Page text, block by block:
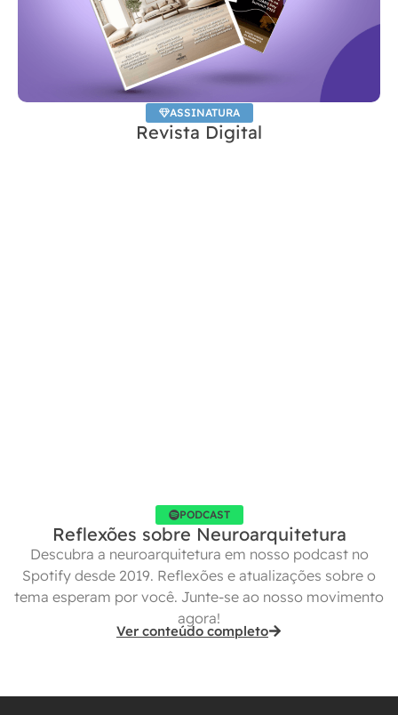
ASSINATURA
Revista Digital
PODCAST
Reflexões sobre Neuroarquitetura
Descubra a neuroarquitetura em nosso podcast no
Spotify desde 2019. Reflexões e atualizações sobre o
tema esperam por você. Junte-se ao nosso movimento
agora!
Ver conteúdo completo